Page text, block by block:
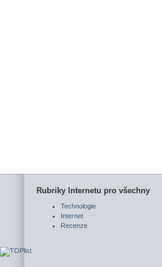
Rubriky Internetu pro všechny
Technologie
Internet
Recenze